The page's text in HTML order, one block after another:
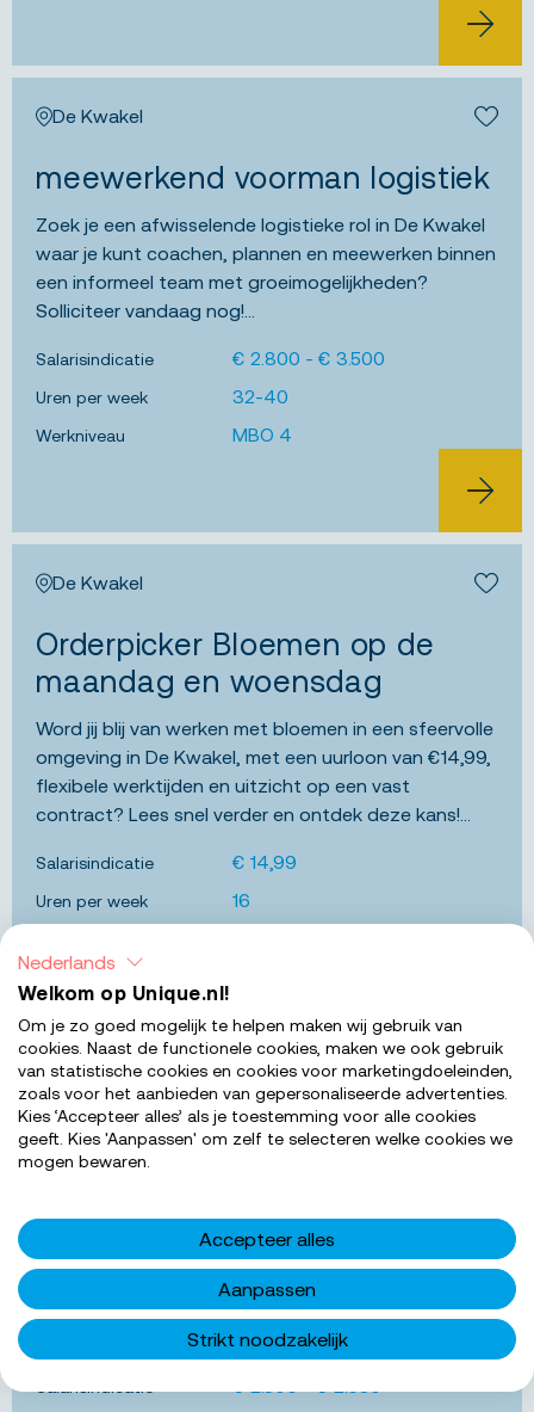
BEKIJK
De Kwakel
meewerkend voorman logistiek
Zoek je een afwisselende logistieke rol in De Kwakel
waar je kunt coachen, plannen en meewerken binnen
een informeel team met groeimogelijkheden?
Solliciteer vandaag nog!...
Salarisindicatie € 2.800 - € 3.500
Uren per week 32-40
Werkniveau MBO 4
BEKIJK
De Kwakel
Orderpicker Bloemen op de
maandag en woensdag
Word jij blij van werken met bloemen in een sfeervolle
omgeving in De Kwakel, met een uurloon van €14,99,
flexibele werktijden en uitzicht op een vast
contract? Lees snel verder en ontdek deze kans!...
Salarisindicatie € 14,99
Uren per week 16
Aalsmeer
Schoonmaker campers
vakantiesfeer en maak luxe campers schoon. Verdien
€2500-€2650 per maand, ontvang wekelijkse
uitbetaling en ontwikkel jezelf met meer dan 100
online trainingen. Afwisseling en groei wachten op
Salarisindicatie
Nederlands
Welkom op Unique.nl!
Om je zo goed mogelijk te helpen maken wij gebruik van
cookies. Naast de functionele cookies, maken we ook gebruik
van statistische cookies en cookies voor marketingdoeleinden,
zoals voor het aanbieden van gepersonaliseerde advertenties.
Kies ‘Accepteer alles’ als je toestemming voor alle cookies
geeft. Kies 'Aanpassen' om zelf te selecteren welke cookies we
mogen bewaren.
Accepteer alles
Aanpassen
Strikt noodzakelijk